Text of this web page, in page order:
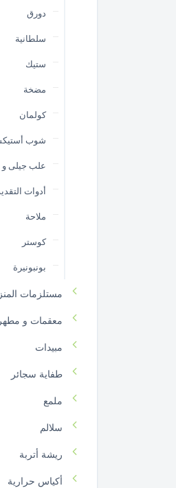
دورق
سلطانية
ستيك
مضخة
كولمان
شوب
علب جيلى و
أدوات
ملاحة
كوستر
بونبونيرة
مستلزمات
معقمات و
مبيدات
طفاية سجائر
ملمع
سلالم
ريشة أتربة
أكياس حرارية